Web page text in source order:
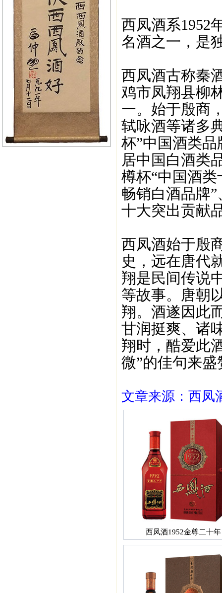
西凤酒系1952
名酒之一，是
西凤酒古称秦
鸡市凤翔县柳
一。始于殷商
轼咏酒等诸多
杯”中国酒类
居中国白酒类
樽杯“中国酒
畅销白酒品牌
十大突出贡献
西凤酒始于殷
史，远在唐代
翔是民间传说
等故事。唐朝
翔。酒遂因此
甘润挺爽、诸
翔时，酷爱此
微”的佳句来
文章来源：西凤
西凤酒1952金尊二十年